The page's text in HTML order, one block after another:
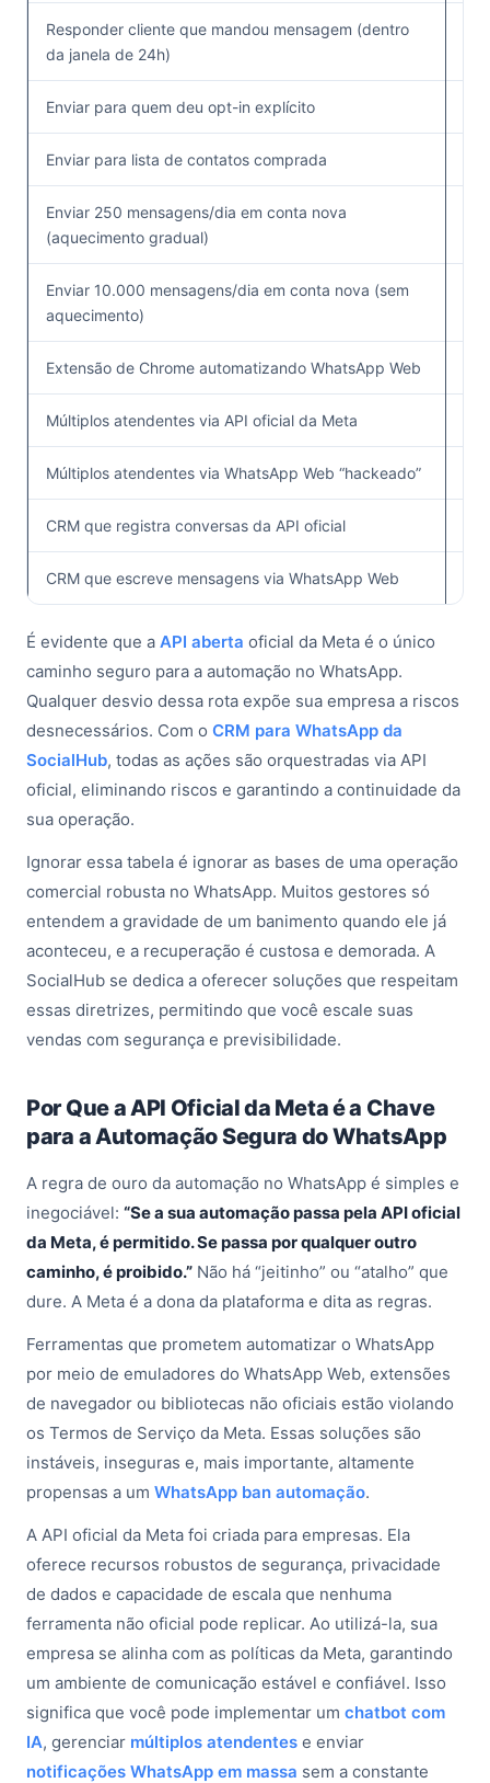
Responder cliente que mandou mensagem (dentro
da janela de 24h)
Enviar para quem deu opt-in explícito
Enviar para lista de contatos comprada
Enviar 250 mensagens/dia em conta nova
(aquecimento gradual)
Enviar 10.000 mensagens/dia em conta nova (sem
aquecimento)
Extensão de Chrome automatizando WhatsApp Web
Múltiplos atendentes via API oficial da Meta
Múltiplos atendentes via WhatsApp Web “hackeado”
CRM que registra conversas da API oficial
CRM que escreve mensagens via WhatsApp Web
É evidente que a API aberta oficial da Meta é o único
caminho seguro para a automação no WhatsApp.
Qualquer desvio dessa rota expõe sua empresa a riscos
desnecessários. Com o CRM para WhatsApp da
SocialHub, todas as ações são orquestradas via API
oficial, eliminando riscos e garantindo a continuidade da
sua operação.
Ignorar essa tabela é ignorar as bases de uma operação
comercial robusta no WhatsApp. Muitos gestores só
entendem a gravidade de um banimento quando ele já
aconteceu, e a recuperação é custosa e demorada. A
SocialHub se dedica a oferecer soluções que respeitam
essas diretrizes, permitindo que você escale suas
vendas com segurança e previsibilidade.
Por Que a API Oficial da Meta é a Chave
para a Automação Segura do WhatsApp
A regra de ouro da automação no WhatsApp é simples e
inegociável: “Se a sua automação passa pela API oficial
da Meta, é permitido. Se passa por qualquer outro
caminho, é proibido.” Não há “jeitinho” ou “atalho” que
dure. A Meta é a dona da plataforma e dita as regras.
Ferramentas que prometem automatizar o WhatsApp
por meio de emuladores do WhatsApp Web, extensões
de navegador ou bibliotecas não oficiais estão violando
os Termos de Serviço da Meta. Essas soluções são
instáveis, inseguras e, mais importante, altamente
propensas a um WhatsApp ban automação.
A API oficial da Meta foi criada para empresas. Ela
oferece recursos robustos de segurança, privacidade
de dados e capacidade de escala que nenhuma
ferramenta não oficial pode replicar. Ao utilizá-la, sua
empresa se alinha com as políticas da Meta, garantindo
um ambiente de comunicação estável e confiável. Isso
significa que você pode implementar um chatbot com
IA, gerenciar múltiplos atendentes e enviar
notificações WhatsApp em massa sem a constante